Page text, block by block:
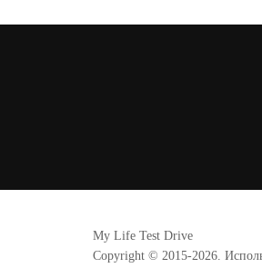
My Life Test Drive
Copyright © 2015-2026.